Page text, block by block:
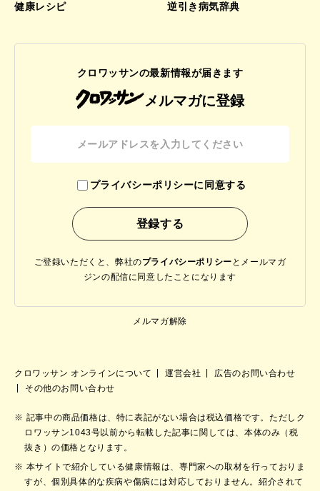
健康レシピ
逆引き病気辞典
クロワッサンの最新情報が届きます
メルマガに登録
プライバシーポリシーに同意する
ご登録いただくと、弊社のプライバシーポリシー と メールマガ
ジンの配信に同意したことになります
メルマガ解除
クロワッサン オンラインについて 運営会社
広告のお問い合わせ
その他のお問い合わせ
記事中の商品価格は、特に表記がない場合は税込価格です。ただしク
ロワッサン1043号以前から転載した記事に関しては、本体のみ（税
抜き）の価格となります。
本サイトで紹介している健康情報は、専門家への取材を行っておりま
すが、個別具体的な疾病や傷病には対応しておりません。紹介されて